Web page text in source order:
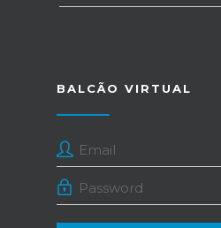
BALCÃO VIRTUAL